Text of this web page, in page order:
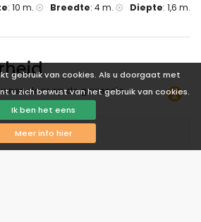
gebruik van cookies. Als u doorgaat met
u zich bewust van het gebruik van cookies.
Ik ben het eens
Meer info hier
: 10 m. Breedte: 4 m. Diepte: 1,6 m.
door op de gewenste
te klikken!